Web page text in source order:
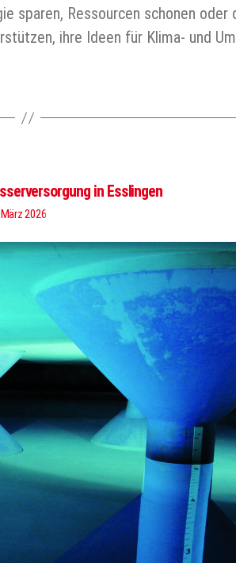
Ressourcen schonen
ihre Ideen für Klima- und
in Esslingen
2026